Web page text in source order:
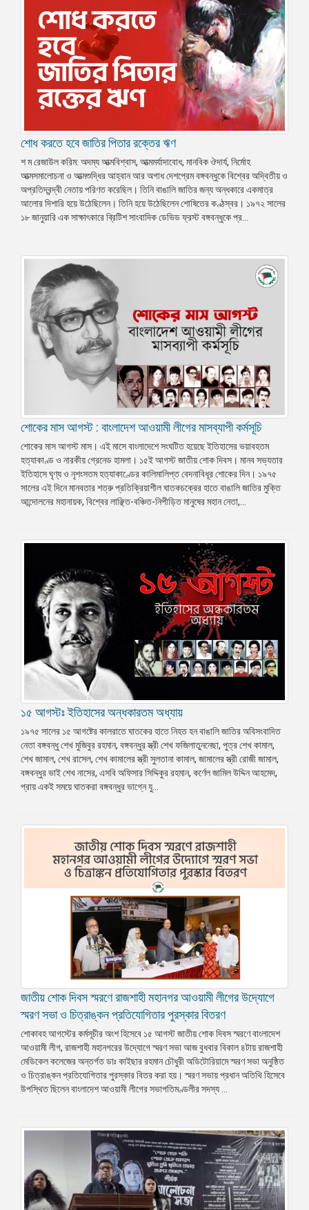
শোধ করতে হবে জাতির পিতার রক্তের ঋণ
শ ম রেজাউল করিম: অদম্য আত্মবিশ্বাস, আত্মমর্যাদাবোধ, মানবিক ঔদার্য, নির্মোহ
আত্মসমালোচনা ও আত্মশুদ্ধির আহ্বান আর অগাধ দেশপ্রেম বঙ্গবন্ধুকে বিশ্বের অদ্বিতীয় ও
অপ্রতিদ্বন্দ্বী নেতায় পরিণত করেছিল। তিনি বাঙালি জাতির জন্য অন্ধকারে একমাত্র
আলোর দিশারি হয়ে উঠেছিলেন। তিনি হয়ে উঠেছিলেন শোষিতের কণ্ঠস্বর। ১৯৭২ সালের
১৮ জানুয়ারি এক সাক্ষাৎকারে ব্রিটিশ সাংবাদিক ডেভিড ফ্রস্ট বঙ্গবন্ধুকে প্র...
শোকের মাস আগস্ট : বাংলাদেশ আওয়ামী লীগের মাসব্যাপী কর্মসূচি
শোকের মাস আগস্ট মাস। এই মাসে বাংলাদেশে সংঘটিত হয়েছে ইতিহাসের ভয়াবহতম
হত্যাকাণ্ড ও নারকীয় গ্রেনেড হামলা। ১৫ই আগস্ট জাতীয় শোক দিবস। মানব সভ্যতার
ইতিহাসে ঘৃণ্য ও নৃশংসতম হত্যাকাণ্ডের কালিমালিপ্ত বেদনাবিধূর শোকের দিন। ১৯৭৫
সালের এই দিনে মানবতার শত্রু প্রতিক্রিয়াশীল ঘাতকচক্রের হাতে বাঙালি জাতির মুক্তি
আন্দোলনের মহানায়ক, বিশ্বের লাঞ্ছিত-বঞ্চিত-নিপীড়িত মানুষের মহান নেতা,...
১৫ আগস্টঃ ইতিহাসের অন্ধকারতম অধ্যায়
১৯৭৫ সালের ১৫ আগষ্টের কালরাতে ঘাতকের হাতে নিহত হন বাঙালি জাতির অবিসংবাদিত
নেতা বঙ্গবন্ধু শেখ মুজিবুর রহমান, বঙ্গবন্ধুর স্ত্রী শেখ ফজিলাতুননেছা, পুত্র শেখ কামাল,
শেখ জামাল, শেখ রাসেল, শেখ কামালের স্ত্রী সুলতানা কামাল, জামালের স্ত্রী রোজী জামাল,
বঙ্গবন্ধুর ভাই শেখ নাসের, এসবি অফিসার সিদ্দিকুর রহমান, কর্ণেল জামিল উদ্দিন আহমেদ,
প্রায় একই সময়ে ঘাতকরা বঙ্গবন্ধুর ভাগ্নে যু...
জাতীয় শোক দিবস স্মরণে রাজশাহী মহানগর আওয়ামী লীগের উদ্যোগে
স্মরণ সভা ও চিত্রাঙ্কন প্রতিযোগিতার পুরস্কার বিতরণ
শোকাবহ আগস্টের কর্মসূচীর অংশ হিসেবে ১৫ আগস্ট জাতীয় শোক দিবস স্মরণে বাংলাদেশ
আওয়ামী লীগ, রাজশাহী মহানগরের উদ্যোগে স্মরণ সভা আজ বুধবার বিকাল ৪টায় রাজশাহী
মেডিকেল কলেজের অন্তর্গত ডাঃ কাইছার রহমান চৌধুরী অডিটোরিয়ামে স্মরণ সভা অনুষ্ঠিত
ও চিত্রাঙ্কন প্রতিযোগিতার পুরস্কার বিতর করা হয়। স্মরণ সভায় প্রধান অতিথি হিসেবে
উপস্থিত ছিলেন বাংলাদেশ আওয়ামী লীগের সভাপতিমণ্ডলীর সদস্য ...